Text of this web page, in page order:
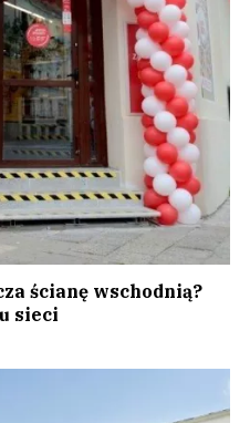
ścianę wschodnią?
sieci